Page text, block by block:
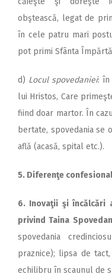
obştească, legat de
în cele patru mari
pot primi Sfânta
d) Locul spovedaniei: în
lui Hristos, Care
fiind doar martor. În
bertate, spovedania se
află (acasă, spital etc.).
5. Diferenţe
6. Inovaţii şi încălcări
pri­vind Taina
spovedania
praznice); lipsa de
echilibru în scaunul de